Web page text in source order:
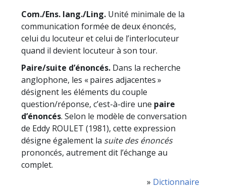
Com./Ens. lang./Ling. Unité minimale de la
communication formée de deux énoncés,
celui du locuteur et celui de l’interlocuteur
quand il devient locuteur à son tour.
Paire/suite d’énoncés. Dans la recherche
anglophone, les « paires adjacentes »
désignent les éléments du couple
question/réponse, c’est-à-dire une paire
d’énoncés. Selon le modèle de conversation
de Eddy ROULET (1981), cette expression
désigne également la suite des énoncés
prononcés, autrement dit l’échange au
complet.
» Dictionnaire